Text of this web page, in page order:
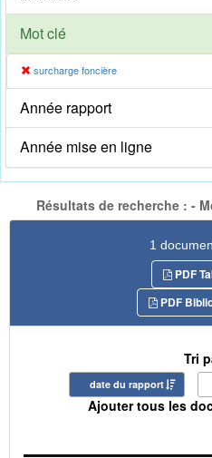
Mot clé
surcharge foncière
Année rapport
Année mise en ligne
Résultats de recherche : -
1
PDF
PDF
Tri
date du rapport
Ajouter tous les